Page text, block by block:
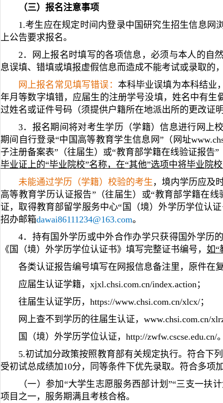
（三）报名注意事项
1.考生应在规定时间内登录中国研究生招生信息
上公告要求报名。
2．网上报名时填写的各项信息，必须与本人的自
息误填、错填或填报虚假信息而造成不能考试或录取的
网上报名常见填写错误： 本科毕业误填为本科结业
年月等数字填错，应届生的注册学号没填，姓名中有
过姓名或证件号码（须提供户籍所在地派出所的更改证
3．报名期间将对考生学历（学籍）信息进行网上
期间自行登录“中国高等教育学生信息网”（网址
子注册备案表”（往届生）或“教育部学籍在线验证报告
毕业证上的“毕业院校”名称，在“其他”选项中将毕业院
未能通过学历（学籍）校验的考生 ，境内学历应及
高等教育学历认证报告”（往届生）或“教育部学籍在
证，取得教育部留学服务中心“国（境）外学历学位认
招办邮箱dawai86111234@163.com。
4．持有国外学历或中外合作办学只获得国外学历
《国（境）外学历学位认证书》填写完整证书编号， 如“
各类认证报告编号填写在网报信息备注里，原件在
应届生认证学籍，xjxl.chsi.com.cn/index.action；
往届生认证学历，https://www.chsi.com.cn/xlcx/；
网上查不到学历的往届生认证，www.chsi.com.cn/
国（境）外学历学位认证，http://zwfw.cscse.edu.cn/
5.初试加分政策按照教育部有关规定执行。符合下
受初试总成绩加10分，同等条件下优先录取。符合多项
（一）参加“大学生志愿服务西部计划”“三支一扶
项目之一，服务期满且考核合格。